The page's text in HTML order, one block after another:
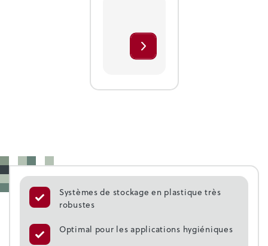
Systèmes de stockage en plastique très
robustes
Optimal pour les applications hygiéniques